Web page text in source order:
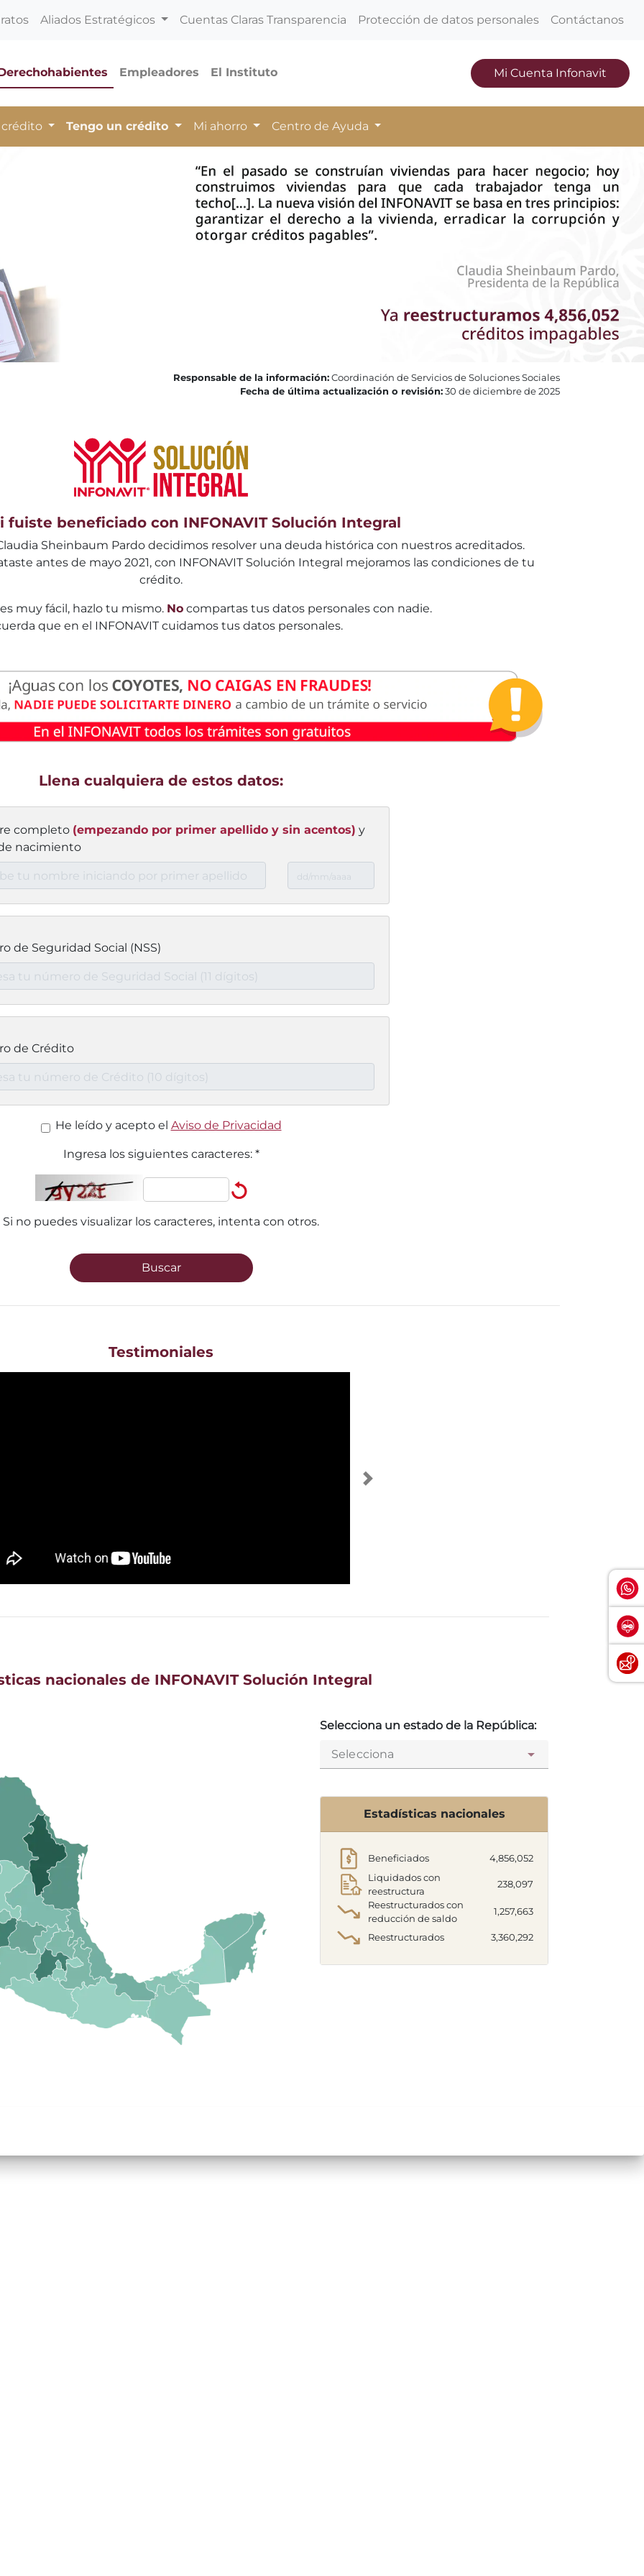
Aliados Estratégicos Cuentas Claras Transparencia Protección de datos personales Contáctanos
Empleadores El Instituto Mi Cuenta Infonavit
crédito Tengo un crédito Mi ahorro Centro de Ayuda
Responsable de la información: Coordinación de Servicios de Soluciones Sociales
Fecha de última actualización o revisión: 30 de diciembre de 2025
fuiste beneficiado con INFONAVIT Solución Integral
Sheinbaum Pardo decidimos resolver una deuda histórica con nuestros acreditados.
antes de mayo 2021, con INFONAVIT Solución Integral mejoramos las condiciones de tu
crédito.
muy fácil, hazlo tu mismo. Nocompartas tus datos personales con nadie.
que en el INFONAVIT cuidamos tus datos personales.
Llena cualquiera de estos datos:
completo (empezando por primer apellido y sin acentos) y
nacimiento
de Seguridad Social (NSS)
de Crédito
He leído y acepto el Aviso de Privacidad
Ingresa los siguientes caracteres: *
Si no puedes visualizar los caracteres, intenta con otros.
Buscar
Testimoniales
nacionales de INFONAVIT Solución Integral
Selecciona un estado de la República:
Selecciona
Estadísticas nacionales
Beneficiados
4,856,052
Liquidados con
reestructura
238,097
Reestructurados con
reducción de saldo
1,257,663
Reestructurados 3,360,292